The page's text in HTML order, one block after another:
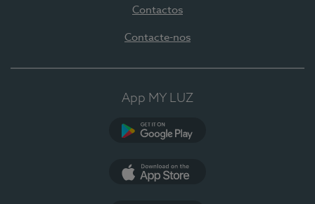
Contactos
Contacte-nos
App MY LUZ